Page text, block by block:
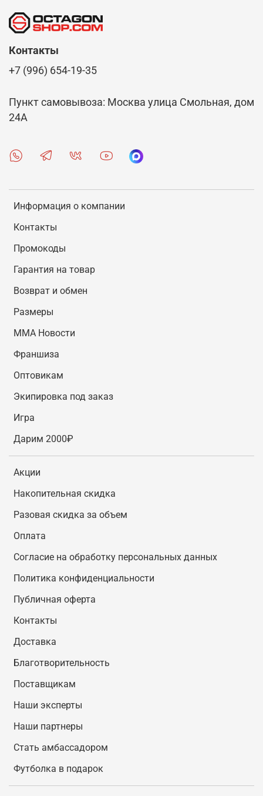
Информация о компании
Контакты
Промокоды
Гарантия на товар
Возврат и обмен
Размеры
MMA Новости
Франшиза
Оптовикам
Экипировка под заказ
Игра
Дарим 2000₽
Акции
Накопительная скидка
Разовая скидка за объем
Оплата
Согласие на обработку персональных данных
Политика конфиденциальности
Публичная оферта
Контакты
Доставка
Благотворительность
Поставщикам
Наши эксперты
Наши партнеры
Стать амбассадором
Футболка в подарок
Контакты
+7 (996) 654-19-35
Пункт самовывоза: Москва улица Смольная, дом
24А